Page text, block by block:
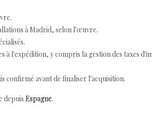
à Madrid, selon l'œuvre.
l'expédition, y compris la gestion des taxes
confirmé avant de finaliser l'acquisition.
depuis Espagne.